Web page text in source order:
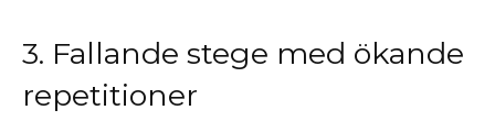
3. Fallande stege med ökande
repetitioner